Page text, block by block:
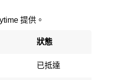
提供。
狀態
已抵達